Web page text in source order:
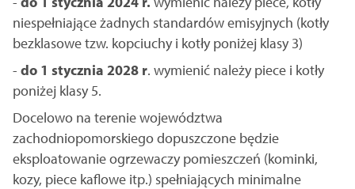
niespełniające żadnych standardów emisyjnych (kotły
bezklasowe tzw. kopciuchy i kotły poniżej klasy 3)
- do 1 stycznia 2028 r. wymienić należy piece i kotły
poniżej klasy 5.
Docelowo na terenie województwa
zachodniopomorskiego dopuszczone będzie
eksploatowanie ogrzewaczy pomieszczeń (kominki,
kozy, piece kaflowe itp.) spełniających minimalne